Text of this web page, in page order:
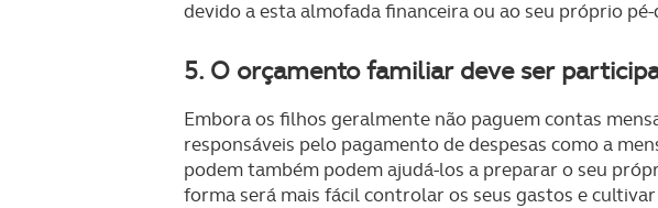
devido a esta almofada financeira ou ao seu próprio
5. O orçamento familiar deve ser
Embora os filhos geralmente não paguem contas
responsáveis pelo pagamento de despesas como a
podem também podem ajudá-los a preparar o seu
forma será mais fácil controlar os seus gastos e